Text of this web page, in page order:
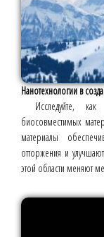
Нанотехнологии в
Исследуйте,
биосовместимых
материалы
отторжения и
этой области меняют